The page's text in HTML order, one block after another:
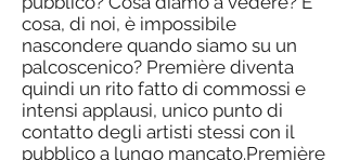
cosa, di noi, è impossibile
nascondere quando siamo su un
palcoscenico? Première diventa
quindi un rito fatto di commossi e
intensi applausi, unico punto di
contatto degli artisti stessi con il
pubblico a lungo mancato.Première